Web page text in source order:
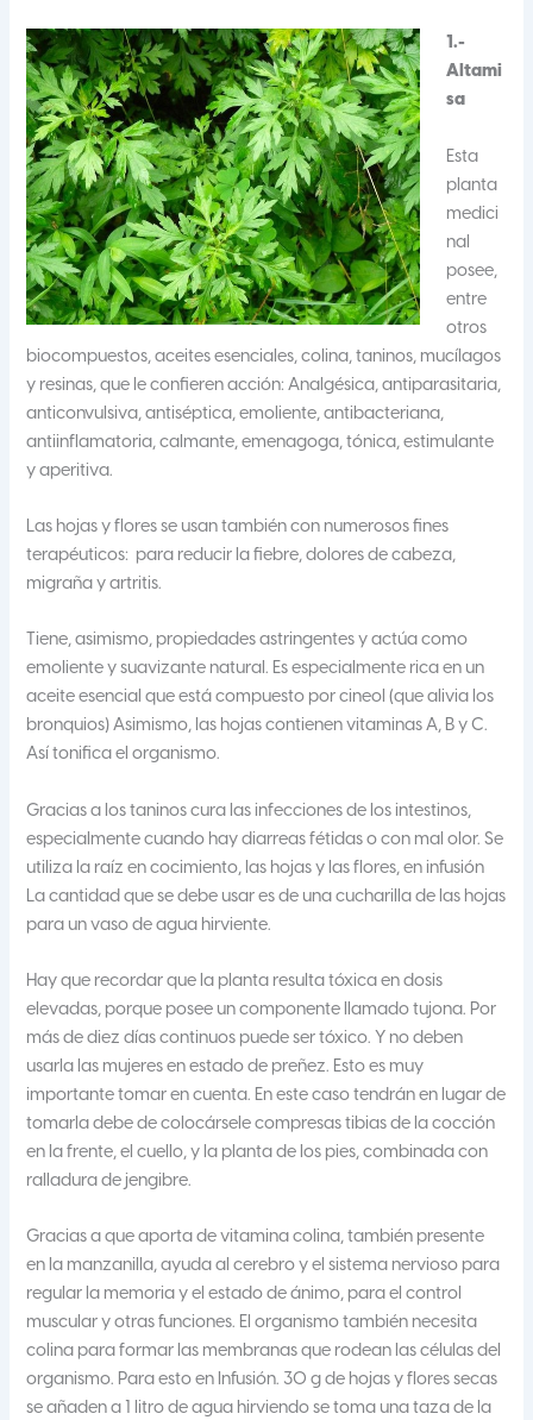
1.-
Altami
sa
Esta
planta
medici
nal
posee,
entre
otros
biocompuestos, aceites esenciales, colina, taninos, mucílagos
y resinas, que le confieren acción: Analgésica, antiparasitaria,
anticonvulsiva, antiséptica, emoliente, antibacteriana,
antiinflamatoria, calmante, emenagoga, tónica, estimulante
y aperitiva.
Las hojas y flores se usan también con numerosos fines
terapéuticos: para reducir la fiebre, dolores de cabeza,
migraña y artritis.
Tiene, asimismo, propiedades astringentes y actúa como
emoliente y suavizante natural. Es especialmente rica en un
aceite esencial que está compuesto por cineol (que alivia los
bronquios) Asimismo, las hojas contienen vitaminas A, B y C.
Así tonifica el organismo.
Gracias a los taninos cura las infecciones de los intestinos,
especialmente cuando hay diarreas fétidas o con mal olor. Se
utiliza la raíz en cocimiento, las hojas y las flores, en infusión
La cantidad que se debe usar es de una cucharilla de las hojas
para un vaso de agua hirviente.
Hay que recordar que la planta resulta tóxica en dosis
elevadas, porque posee un componente llamado tujona. Por
más de diez días continuos puede ser tóxico. Y no deben
usarla las mujeres en estado de preñez. Esto es muy
importante tomar en cuenta. En este caso tendrán en lugar de
tomarla debe de colocársele compresas tibias de la cocción
en la frente, el cuello, y la planta de los pies, combinada con
ralladura de jengibre.
Gracias a que aporta de vitamina colina, también presente
en la manzanilla, ayuda al cerebro y el sistema nervioso para
regular la memoria y el estado de ánimo, para el control
muscular y otras funciones. El organismo también necesita
colina para formar las membranas que rodean las células del
organismo. Para esto en Infusión. 30 g de hojas y flores secas
se añaden a 1 litro de agua hirviendo se toma una taza de la